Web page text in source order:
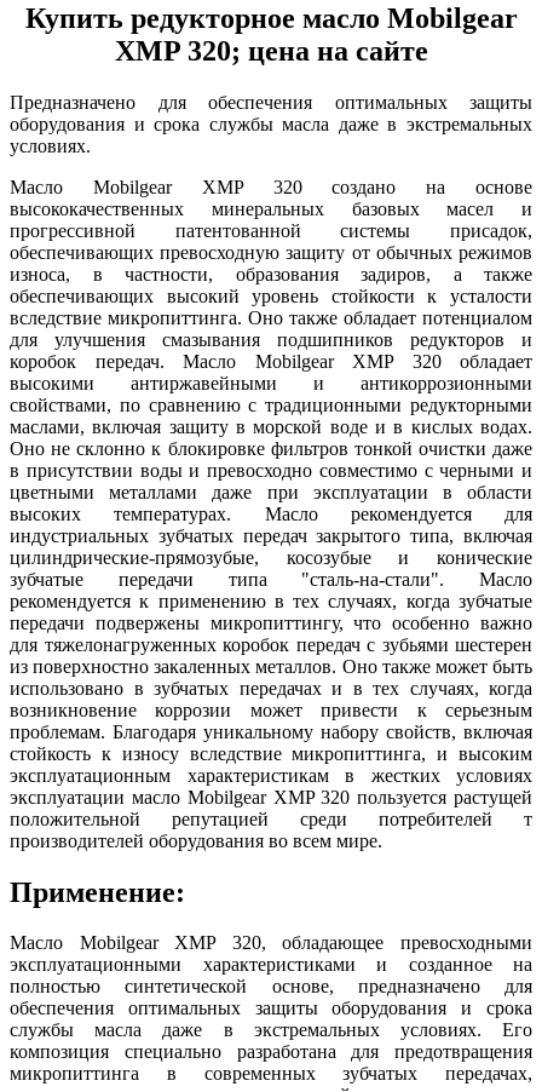
Купить редукторное масло Mobilgear
XМP 320; цена на сайте
Предназначено для обеспечения оптимальных защиты
оборудования и срока службы масла даже в экстремальных
условиях.
Масло Mobilgear XМP 320 создано на основе
высококачественных минеральных базовых масел и
прогрессивной патентованной системы присадок,
обеспечивающих превосходную защиту от обычных режимов
износа, в частности, образования задиров, а также
обеспечивающих высокий уровень стойкости к усталости
вследствие микропиттинга. Оно также обладает потенциалом
для улучшения смазывания подшипников редукторов и
коробок передач. Масло Mobilgear XМP 320 обладает
высокими антиржавейными и антикоррозионными
свойствами, по сравнению с традиционными редукторными
маслами, включая защиту в морской воде и в кислых водах.
Оно не склонно к блокировке фильтров тонкой очистки даже
в присутствии воды и превосходно совместимо с черными и
цветными металлами даже при эксплуатации в области
высоких температурах. Масло рекомендуется для
индустриальных зубчатых передач закрытого типа, включая
цилиндрические-прямозубые, косозубые и конические
зубчатые передачи типа "сталь-на-стали". Масло
рекомендуется к применению в тех случаях, когда зубчатые
передачи подвержены микропиттингу, что особенно важно
для тяжелонагруженных коробок передач с зубьями шестерен
из поверхностно закаленных металлов. Оно также может быть
использовано в зубчатых передачах и в тех случаях, когда
возникновение коррозии может привести к серьезным
проблемам. Благодаря уникальному набору свойств, включая
стойкость к износу вследствие микропиттинга, и высоким
эксплуатационным характеристикам в жестких условиях
эксплуатации масло Mobilgear XМP 320 пользуется растущей
положительной репутацией среди потребителей т
производителей оборудования во всем мире.
Применение:
Масло Mobilgear XМP 320, обладающее превосходными
эксплуатационными характеристиками и созданное на
полностью синтетической основе, предназначено для
обеспечения оптимальных защиты оборудования и срока
службы масла даже в экстремальных условиях. Его
композиция специально разработана для предотвращения
микропиттинга в современных зубчатых передачах,